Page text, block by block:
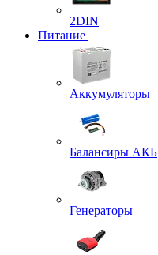
2DIN
Питание
Аккумуляторы
Балансиры АКБ
Генераторы